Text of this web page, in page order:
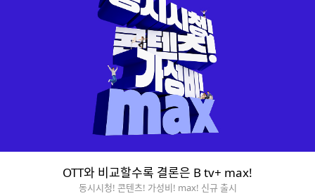
OTT와 비교할수록 결론은 B tv+ max!
동시시청! 콘텐츠! 가성비! max! 신규 출시